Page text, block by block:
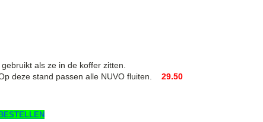
als ze in de koffer zitten.
deze stand passen alle NUVO fluiten. 29.50